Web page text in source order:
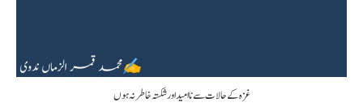
غزہ کے حالات سے ناامید اور شکستہ خاطر نہ ہوں